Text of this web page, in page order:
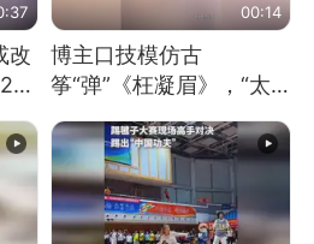
改
家
00:14
博主口技模仿古
筝“弹”《枉凝眉》，“太
像了～你是吃古筝长大的
吗？”“或将成为首位考级
不带古筝的选手。”（来
源：新华每日电讯）